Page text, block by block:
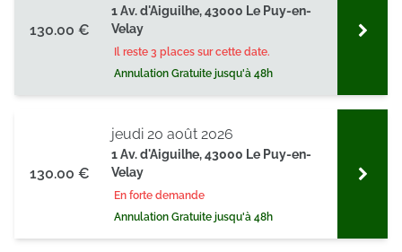
130.00 €
1 Av. d'Aiguilhe, 43000 Le Puy-en-
Velay
Il reste 3 places sur cette date.
Annulation Gratuite jusqu'à 48h
130.00 €
1 Av. d'Aiguilhe, 43000 Le Puy-en-
Velay
En forte demande
Annulation Gratuite jusqu'à 48h
jeudi 20 août 2026